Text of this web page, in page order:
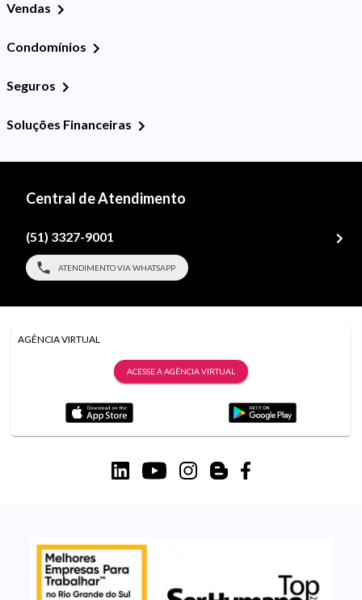
Vendas
Condomínios
Seguros
Soluções Financeiras
Central de Atendimento
(51) 3327-9001
ATENDIMENTO VIA WHATSAPP
AGÊNCIA VIRTUAL
ACESSE A AGÊNCIA VIRTUAL